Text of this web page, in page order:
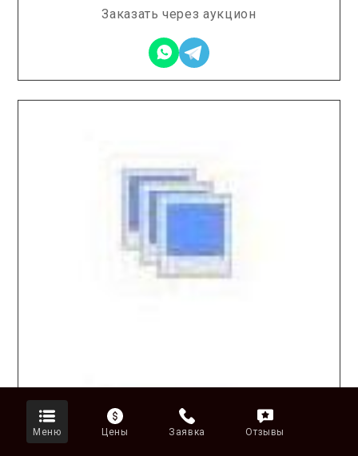
Заказать через аукцион
Меню Цены Заявка Отзывы